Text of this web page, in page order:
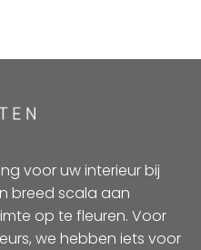
voor uw interieur bij
breed scala aan
op te fleuren. Voor
we hebben iets voor